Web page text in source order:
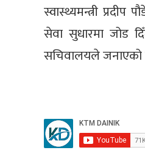
स्वास्थ्यमन्त्री
सेवा सुधारमा जोड
सचिवालयले जनाएको